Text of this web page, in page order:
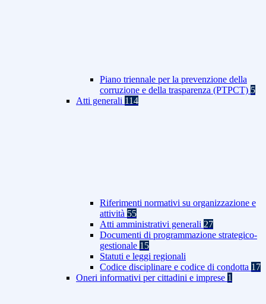
Piano triennale per la prevenzione della
corruzione e della trasparenza (PTPCT) 5
Atti generali 114
Riferimenti normativi su organizzazione e
attività 55
Atti amministrativi generali 27
Documenti di programmazione strategico-
gestionale 15
Statuti e leggi regionali
Codice disciplinare e codice di condotta 17
Oneri informativi per cittadini e imprese 1